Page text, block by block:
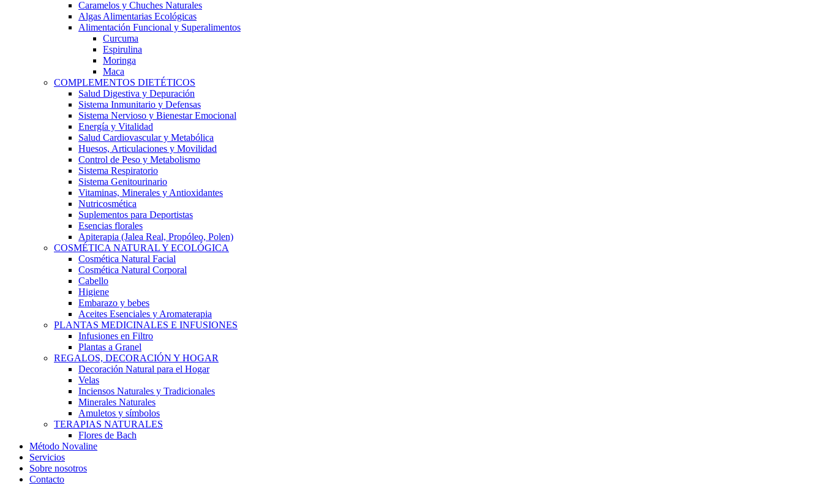
Caramelos y Chuches Naturales
Algas Alimentarias Ecológicas
Alimentación Funcional y Superalimentos
Curcuma
Espirulina
Moringa
Maca
COMPLEMENTOS DIETÉTICOS
Salud Digestiva y Depuración
Sistema Inmunitario y Defensas
Sistema Nervioso y Bienestar Emocional
Energía y Vitalidad
Salud Cardiovascular y Metabólica
Huesos, Articulaciones y Movilidad
Control de Peso y Metabolismo
Sistema Respiratorio
Sistema Genitourinario
Vitaminas, Minerales y Antioxidantes
Nutricosmética
Suplementos para Deportistas
Esencias florales
Apiterapia (Jalea Real, Propóleo, Polen)
COSMÉTICA NATURAL Y ECOLÓGICA
Cosmética Natural Facial
Cosmética Natural Corporal
Cabello
Higiene
Embarazo y bebes
Aceites Esenciales y Aromaterapia
PLANTAS MEDICINALES E INFUSIONES
Infusiones en Filtro
Plantas a Granel
REGALOS, DECORACIÓN Y HOGAR
Decoración Natural para el Hogar
Velas
Inciensos Naturales y Tradicionales
Minerales Naturales
Amuletos y símbolos
TERAPIAS NATURALES
Flores de Bach
Método Novaline
Servicios
Sobre nosotros
Contacto